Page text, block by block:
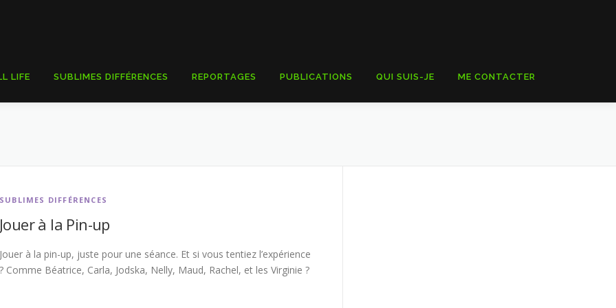
LIFE SUBLIMES DIFFÉRENCES REPORTAGES PUBLICATIONS QUI SUIS-JE ME CONTACTER
SUBLIMES DIFFÉRENCES
Jouer à la Pin-up
Jouer à la pin-up, juste pour une séance. Et si vous tentiez l’expérience
? Comme Béatrice, Carla, Jodska, Nelly, Maud, Rachel, et les Virginie ?